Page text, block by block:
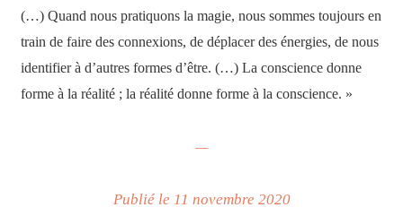
(…) Quand nous pratiquons la magie, nous sommes toujours en
train de faire des connexions, de déplacer des énergies, de nous
identifier à d’autres formes d’être. (…) La conscience donne
forme à la réalité ; la réalité donne forme à la conscience. »
—
Publié le 11 novembre 2020